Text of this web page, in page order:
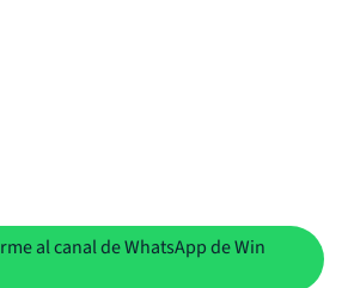
al canal de WhatsApp de Win